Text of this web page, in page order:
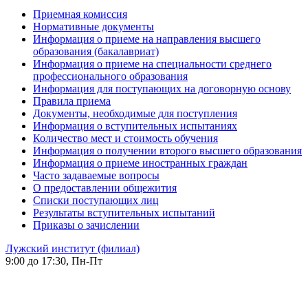
Приемная комиссия
Нормативные документы
Информация о приеме на направления высшего
образования (бакалавриат)
Информация о приеме на специальности среднего
профессионального образования
Информация для поступающих на договорную основу
Правила приема
Документы, необходимые для поступления
Информация о вступительных испытаниях
Количество мест и стоимость обучения
Информация о получении второго высшего образования
Информация о приеме иностранных граждан
Часто задаваемые вопросы
О предоставлении общежития
Списки поступающих лиц
Результаты вступительных испытаний
Приказы о зачислении
Лужский институт (филиал)
9:00 до 17:30, Пн-Пт